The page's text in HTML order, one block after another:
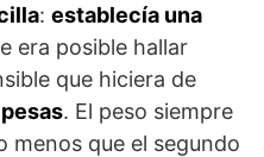
: establecía una
era posible hallar
que hiciera de
. El peso siempre
menos que el segundo